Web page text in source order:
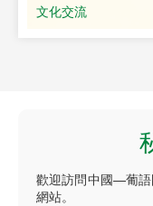
文化交流
歡迎訪問中國—葡語
網站。